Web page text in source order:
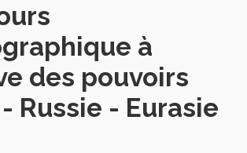
à
des pouvoirs
Russie - Eurasie